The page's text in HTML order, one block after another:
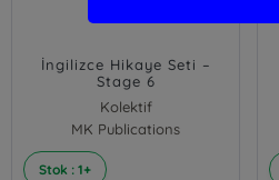
İngilizce Hikaye Seti –
Stage 6
Kolektif
MK Publications
Stok : 1+